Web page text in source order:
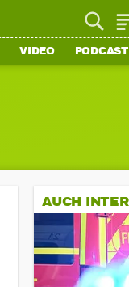
VIDEO PODCAST
AUCH